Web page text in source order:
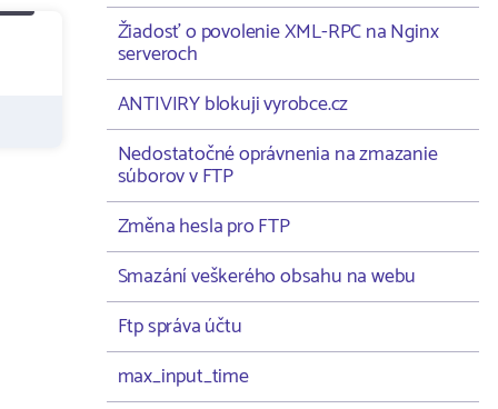
Žiadosť o povolenie XML-RPC na Nginx
serveroch
ANTIVIRY blokuji vyrobce.cz
Nedostatočné oprávnenia na zmazanie
súborov v FTP
Změna hesla pro FTP
Smazání veškerého obsahu na webu
Ftp správa účtu
max_input_time